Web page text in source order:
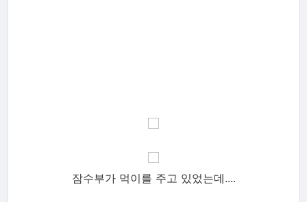
잠수부가 먹이를 주고 있었는데....